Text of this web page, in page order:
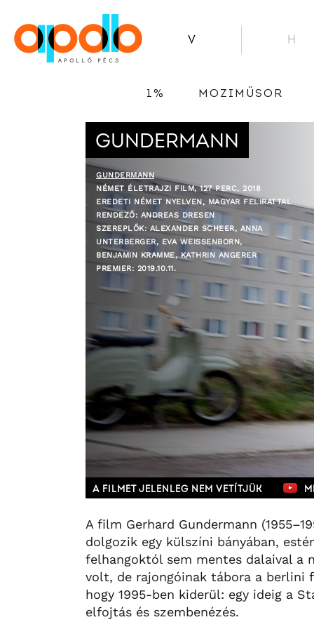
V H
1% MOZIMŰSOR
GUNDERMANN
GUNDERMANN
NÉMET ÉLETRAJZI FILM, 127 PERC, 2018
EREDETI NÉMET NYELVEN, MAGYAR FELIRATTAL
RENDEZŐ: ANDREAS DRESEN
SZEREPLŐK: ALEXANDER SCHEER, ANNA
UNTERBERGER, EVA WEISSENBORN, B
ENJAMIN KRAMME, KATHRIN ANGERER
PREMIER: 2019.10.11.
A FILMET JELENLEG NEM VETÍTJÜK
A film Gerhard Gundermann
dolgozik egy külszíni bányában,
felhangoktól sem mentes dalaival a
volt, de rajongóinak tábora a berlini
hogy 1995-ben kiderül: egy ideig a
elfojtás és szembenézés.